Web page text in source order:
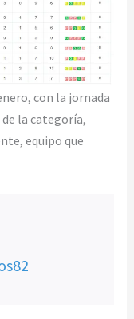
con la jornada
la categoría,
equipo que